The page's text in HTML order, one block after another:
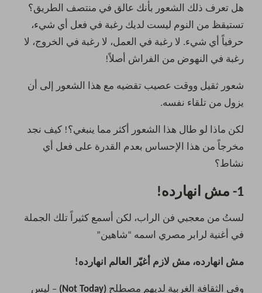
هل تعرف ذلك الشعور بأنك عالق في منتصف الطريق؟
تستيقظ من النوم ليست لديك رغبة في فعل أي شيء،
حرفياً أي شيء. لا رغبة في العمل، لا رغبة في الخروج، لا
رغبة في النهوض من الفراش أصلاً!
شعور ثقيل ووقت عصيب تقضيه مع هذا الشعور إلى أن
يزول من تلقاء نفسه.
لكن ماذا لو طال هذا الشعور أكثر مما ينبغي؟! كيف نجد
مخرجاً من هذا الإحساس بعدم القدرة على فعل أي
نشاط؟
1- مش انهارده!
لستُ من معجبي فن الراب، لكن أسمع كثيراً تلك الجملة
في أغنية لرابر مصري اسمه “شاهين”
مش انهارده، مش لازم أغيّر العالم انهارده!
وفي الثقافة الغربية لديهم مصطلح(Not Today)
– ليس